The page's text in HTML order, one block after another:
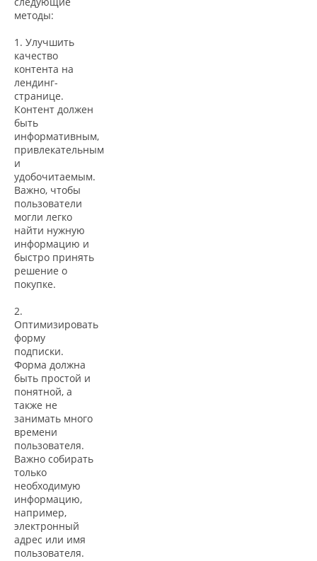
методы:
1. Улучшить
качество
контента на
лендинг-
странице.
Контент должен
быть
информативным,
привлекательным
и
удобочитаемым.
Важно, чтобы
пользователи
могли легко
найти нужную
информацию и
быстро принять
решение о
покупке.
2.
Оптимизировать
форму
подписки.
Форма должна
быть простой и
понятной, а
также не
занимать много
времени
пользователя.
Важно собирать
только
необходимую
информацию,
например,
электронный
адрес или имя
пользователя.